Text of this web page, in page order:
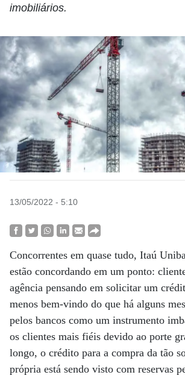
imobiliários.
13/05/2022 - 5:10
Concorrentes em quase tudo, Itaú
estão concordando em um ponto:
agência pensando em solicitar um
menos bem-vindo do que há alguns
pelos bancos como um instrumento
os clientes mais fiéis devido ao porte
longo, o crédito para a compra da tão
própria está sendo visto com reservas